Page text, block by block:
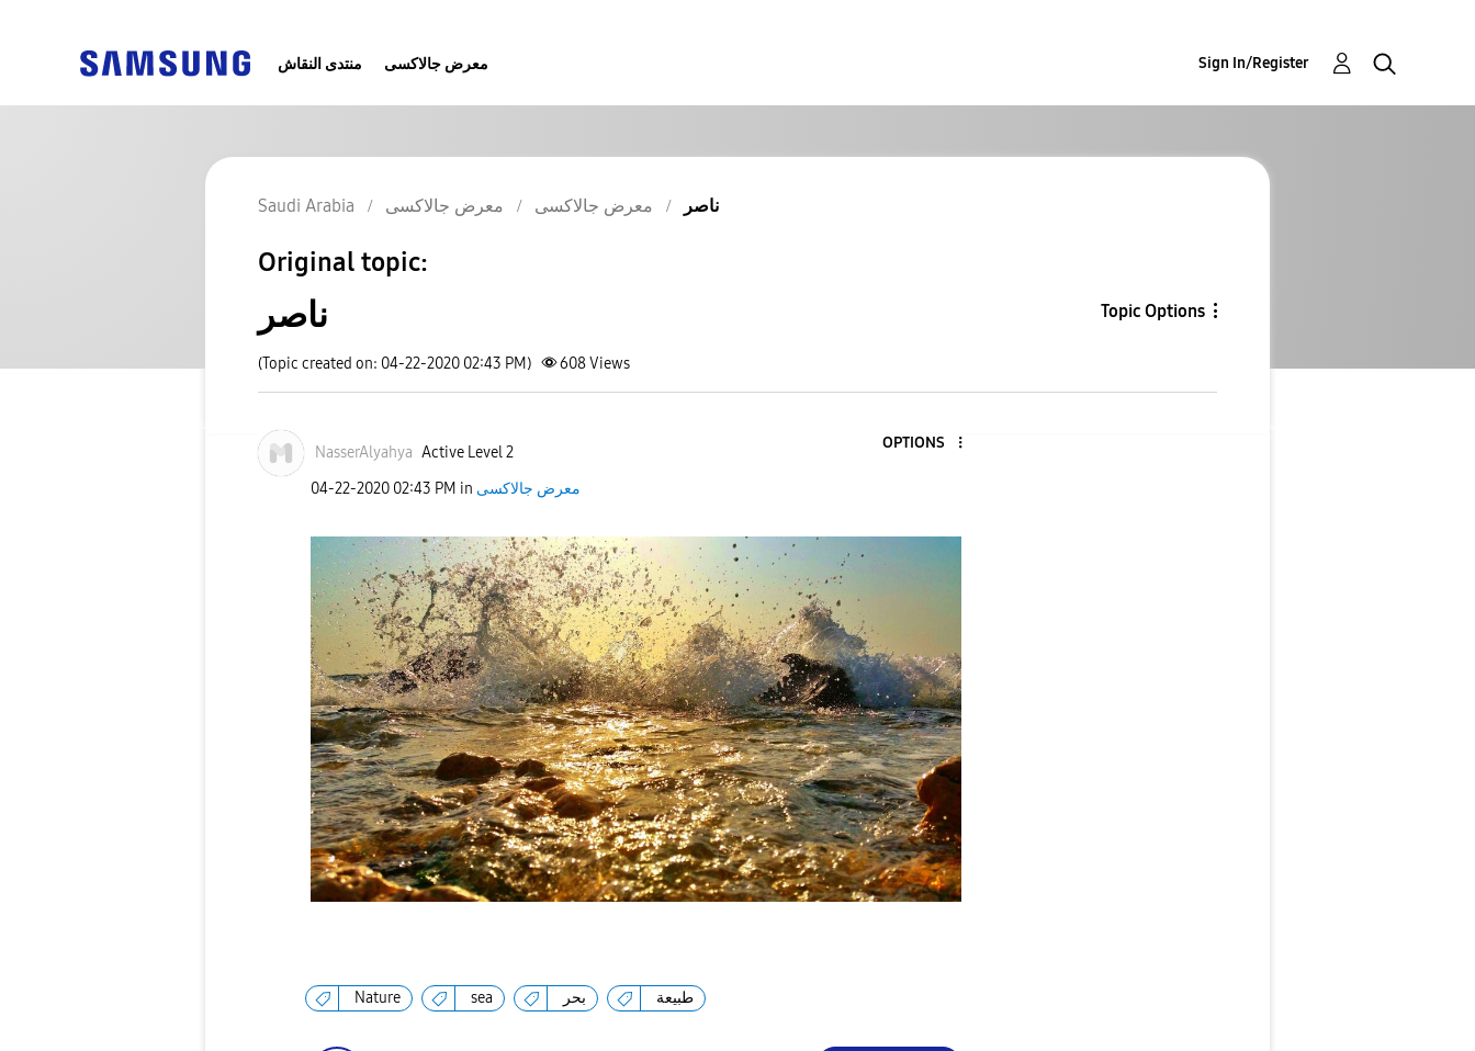
منتدى النقاش معرض جالاكسى Sign In/Register
Saudi Arabia معرض جالاكسى معرض جالاكسى ناصر
Original topic:
ناصر Topic Options
(Topic created on: 04-22-2020 02:43 PM) 608Views
NasserAlyahya Active Level 2
OPTIONS
‎04-22-2020 02:43 PM in معرض جالاكسى
Nature sea بحر طبيعة